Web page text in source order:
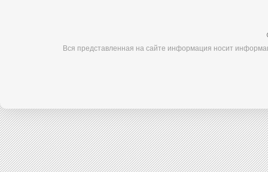
Вся представленная на сайте информация носит